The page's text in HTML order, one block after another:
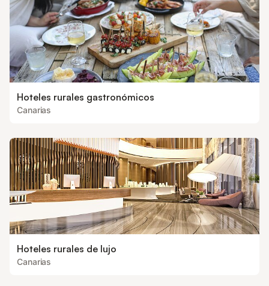
Hoteles rurales gastronómicos
Canarias
Hoteles rurales de lujo
Canarias